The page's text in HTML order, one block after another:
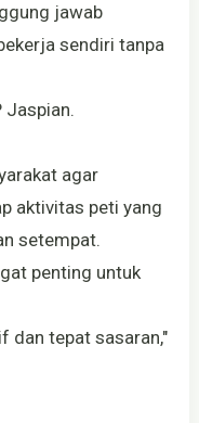
jawab
sendiri tanpa
Jaspian.
agar
aktivitas peti yang
setempat.
penting untuk
dan tepat sasaran,"